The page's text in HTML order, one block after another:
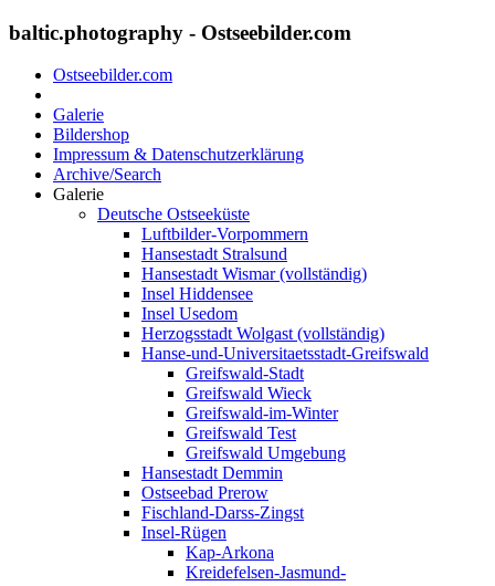
baltic.photography - Ostseebilder.com
Ostseebilder.com
Galerie
Bildershop
Impressum & Datenschutzerklärung
Archive/Search
Galerie
Deutsche Ostseeküste
Luftbilder-Vorpommern
Hansestadt Stralsund
Hansestadt Wismar (vollständig)
Insel Hiddensee
Insel Usedom
Herzogsstadt Wolgast (vollständig)
Hanse-und-Universitaetsstadt-Greifswald
Greifswald-Stadt
Greifswald Wieck
Greifswald-im-Winter
Greifswald Test
Greifswald Umgebung
Hansestadt Demmin
Ostseebad Prerow
Fischland-Darss-Zingst
Insel-Rügen
Kap-Arkona
Kreidefelsen-Jasmund-